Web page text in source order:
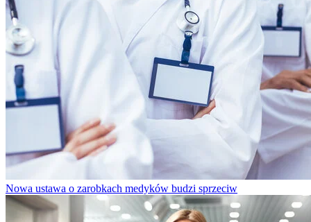
Nowa ustawa o zarobkach medyków budzi sprzeciw